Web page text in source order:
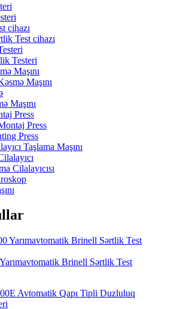
cihazı
Test cihazı
Testeri
Maşını
Maşını
Maşını
Press
Press
Press
Taşlama Maşını
Cilalayıcısı
Brinell Sərtlik Test